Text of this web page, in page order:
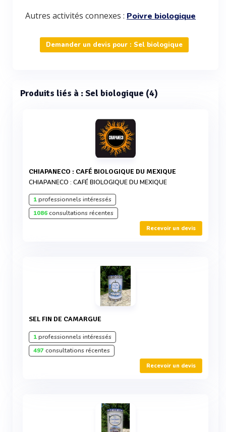
Autres activités connexes : Poivre biologique
Demander un devis pour : Sel biologique
Produits liés à : Sel biologique (4)
CHIAPANECO : CAFÉ BIOLOGIQUE DU MEXIQUE
CHIAPANECO : CAFÉ BIOLOGIQUE DU MEXIQUE
1professionnels intéressés
1086consultations récentes
Recevoir un devis
SEL FIN DE CAMARGUE
1professionnels intéressés
497consultations récentes
Recevoir un devis